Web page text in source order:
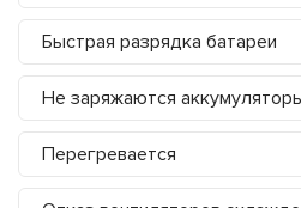
Быстрая разрядка батареи
Не заряжаются
Перегревается